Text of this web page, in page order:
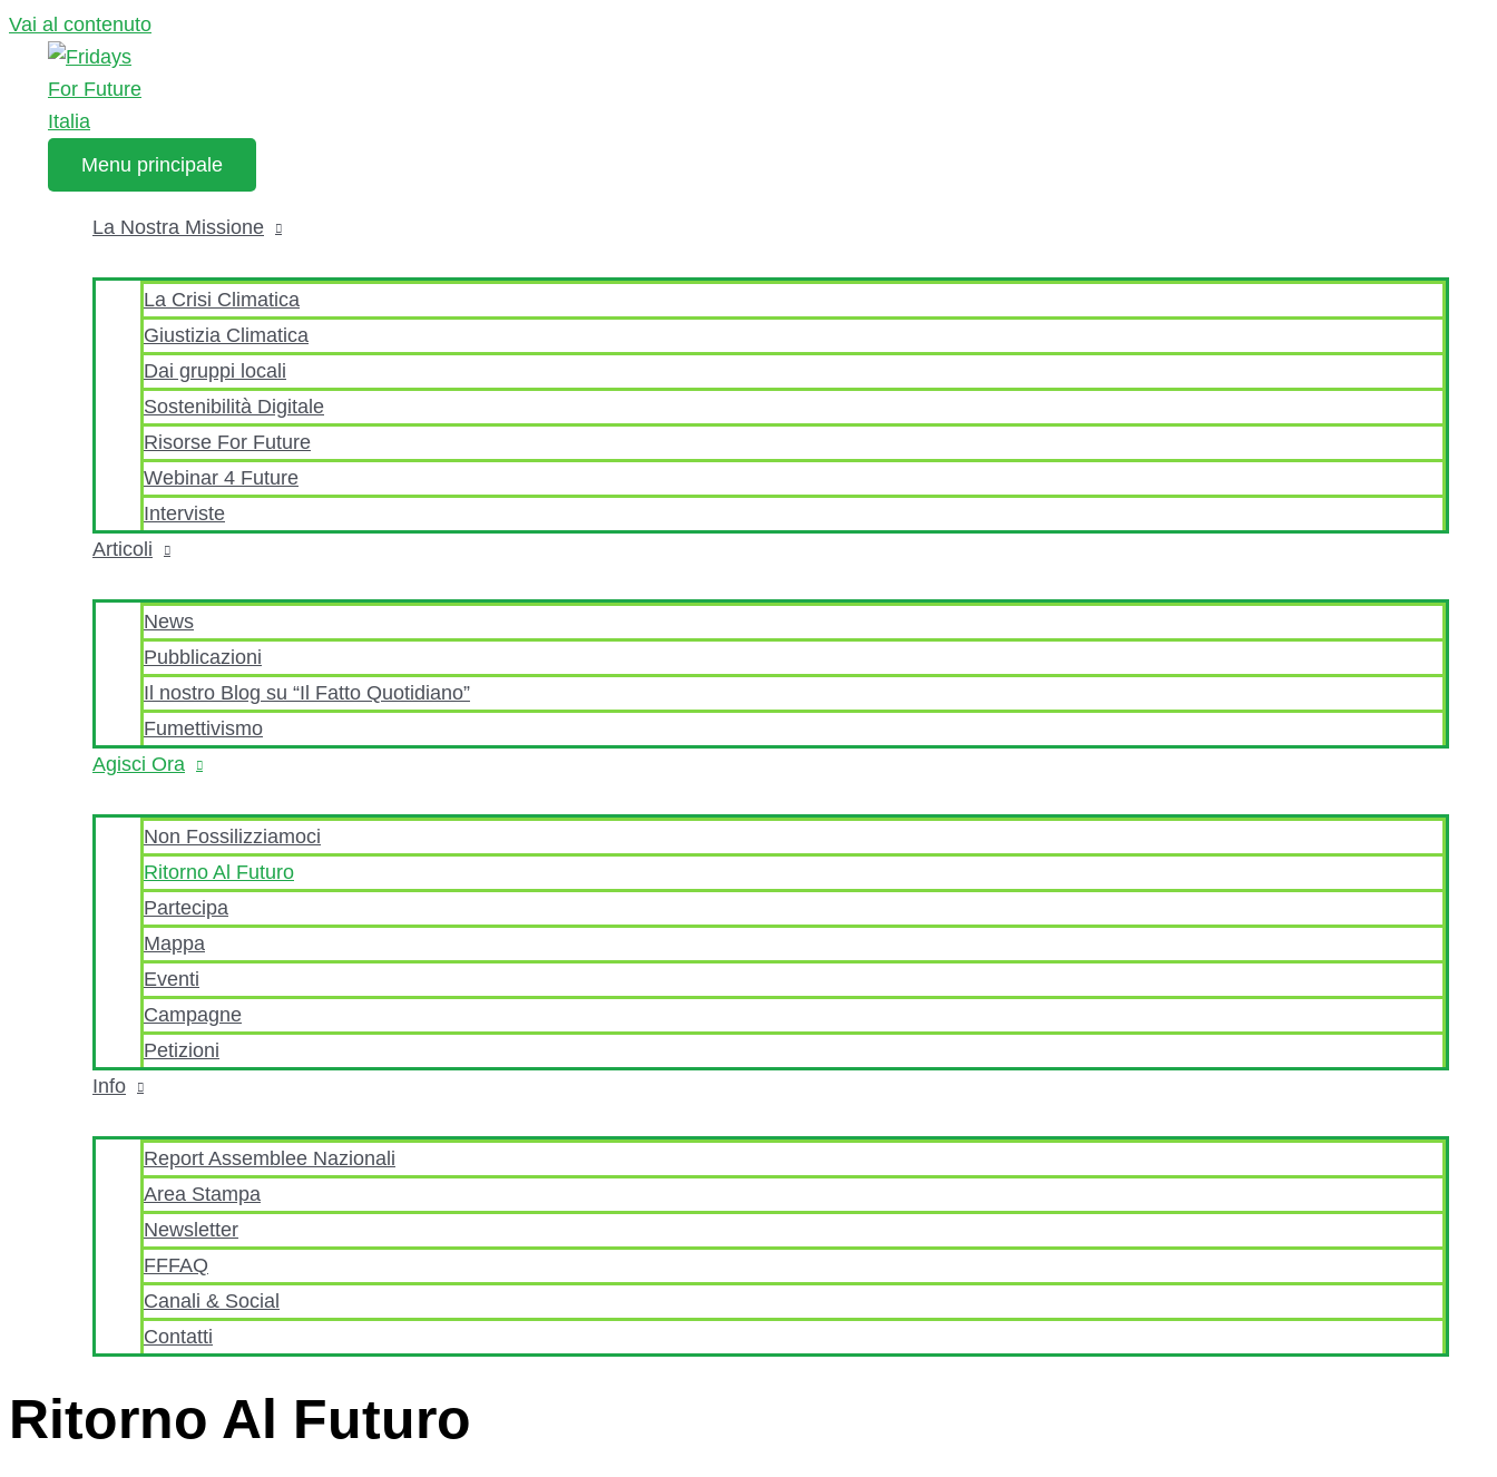
Vai al contenuto
Menu principale
La Nostra Missione
La Crisi Climatica
Giustizia Climatica
Dai gruppi locali
Sostenibilità Digitale
Risorse For Future
Webinar 4 Future
Interviste
Articoli
News
Pubblicazioni
Il nostro Blog su “Il Fatto Quotidiano”
Fumettivismo
Agisci Ora
Non Fossilizziamoci
Ritorno Al Futuro
Partecipa
Mappa
Eventi
Campagne
Petizioni
Info
Report Assemblee Nazionali
Area Stampa
Newsletter
FFFAQ
Canali & Social
Contatti
Ritorno Al Futuro